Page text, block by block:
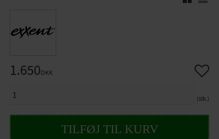
1.650DKK
stk.
Gem